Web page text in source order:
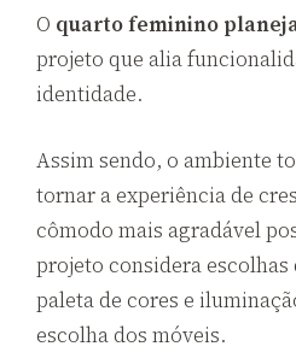
O quarto feminino
projeto que alia
identidade.
Assim sendo, o ambiente
tornar a experiência de
cômodo mais agradável
projeto considera escolhas
paleta de cores e
escolha dos móveis.